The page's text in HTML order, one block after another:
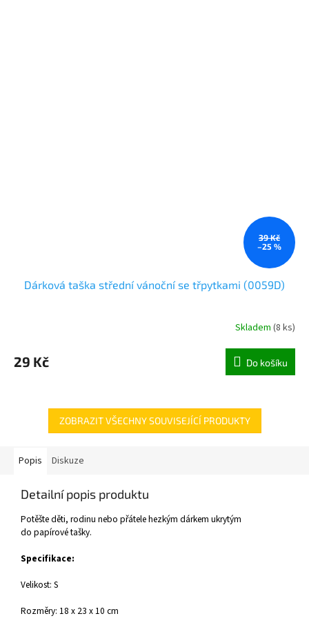
39 Kč
–25 %
Dárková taška střední vánoční se třpytkami (0059D)
Skladem (8 ks)
29 Kč Do košíku
ZOBRAZIT VŠECHNY SOUVISEJÍCÍ PRODUKTY
Popis Diskuze
Detailní popis produktu
Potěšte děti, rodinu nebo přátele hezkým dárkem ukrytým
do papírové tašky.
Specifikace:
Velikost: S
Rozměry: 18 x 23 x 10 cm